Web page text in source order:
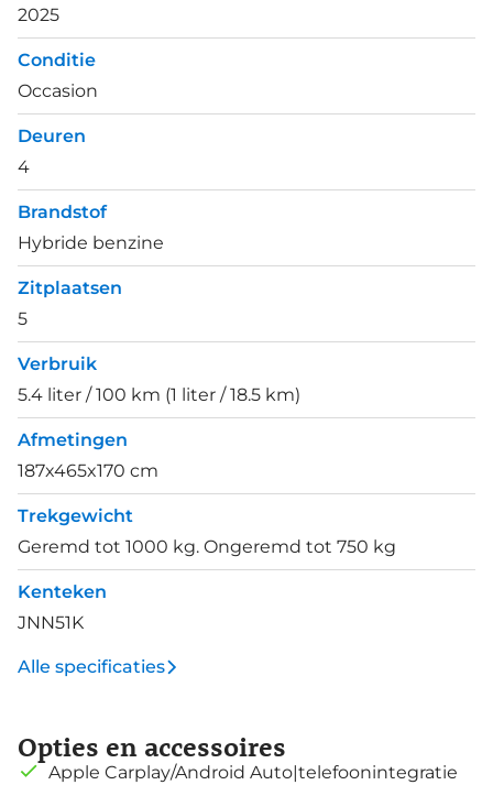
2025
Conditie
Occasion
Deuren
4
Brandstof
Hybride benzine
Zitplaatsen
5
Verbruik
5.4 liter / 100 km (1 liter / 18.5 km)
Afmetingen
187x465x170 cm
Trekgewicht
Geremd tot 1000 kg. Ongeremd tot 750 kg
Kenteken
JNN51K
Alle specificaties
Opties en accessoires
Apple Carplay/Android Auto|telefoonintegratie